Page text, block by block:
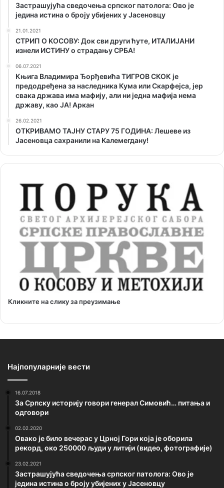
Застрашујућа сведочења српског патолога: Ово је
једина истина о броју убијених у Јасеновцу
21.01.2021
СТРИП О KОСОВУ: Док сви други ћуте, ИТАЛИЈАНИ
изнели ИСТИНУ о страдању СРБА!
06.07.2021
Књига Владимира Ђорђевића ТИГРОВ СКОК је
предодређена за наследника Кума или Скарфејса, јер
свака држава има мафију, али ни једна мафија нема
државу, као ЈА! Аркан
26.02.2021
ОТKРИВАМО ТАЈНУ СТАРУ 75 ГОДИНА: Лешеве из
Јасеновца сахранили на Kалемегдану!
Кликните на слику за преузимање
Најпопуларније вести
16.07.2018
За Српску историју говори генерал Симовић… питања и
одговори
02.02.2020
Овако је било вечерас у Црној Гори која је оборила
рекорд, око 250000 људи у литији (видео, фотографије)
23.02.2021
Застрашујућа сведочења српског патолога: Ово је
једина истина о броју убијених у Јасеновцу